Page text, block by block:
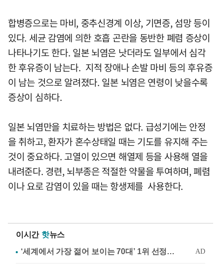
합병증으로는 마비, 중추신경계 이상, 기면증, 섬망 등이
있다. 세균 감염에 의한 호흡 곤란을 동반한 폐렴 증상이
나타나기도 한다. 일본 뇌염은 낫더라도 일부에서 심각
한 후유증이 남는다. 지적 장애나 손발 마비 등의 후유증
이 남는 것으로 알려졌다. 일본 뇌염은 연령이 낮을수록
증상이 심하다.
일본 뇌염만을 치료하는 방법은 없다. 급성기에는 안정
을 취하고, 환자가 혼수상태일 때는 기도를 유지해 주는
것이 중요하다. 고열이 있으면 해열제 등을 사용해 열을
내려준다. 경련, 뇌부종은 적절한 약물을 투여하며, 폐렴
이나 요로 감염이 있을 때는 항생제를 사용한다.
이시간 핫뉴스